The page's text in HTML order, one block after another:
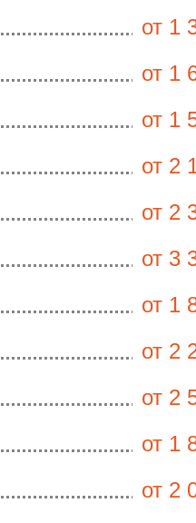
от 1
от 1
от 1
от 2
от 2
от 3
от 1
от 2
от 2
от 1
от 2